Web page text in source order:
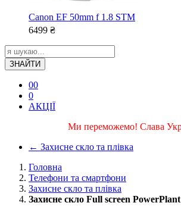
Canon EF 50mm f 1.8 STM
6499 ₴
ЗНАЙТИ
00
0
АКЦІЇ
Ми переможемо! Слава
← Захисне скло та плівка
Головна
Телефони та смартфони
Захисне скло та плівка
Захисне скло Full screen